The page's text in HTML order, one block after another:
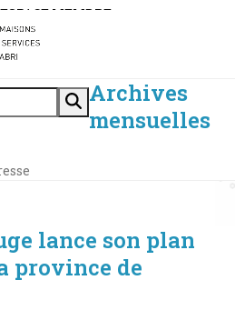
ESPACE MEMBRE
Archives
mensuelles
lance son plan
province de